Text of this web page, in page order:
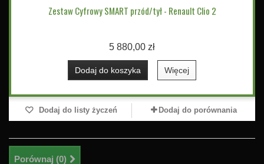
Zestaw Cyfrowy SMART przód/tył - Renault Clio 2
5 880,00 zł
Dodaj do koszyka Więcej
Dodaj do listy życzeń Dodaj do porównania
Porównaj (0)